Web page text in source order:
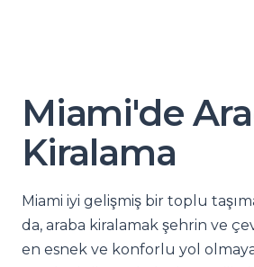
Miami'de
Kiralama
Miami iyi gelişmiş bir toplu
da, araba kiralamak şehrin ve
en esnek ve konforlu yol